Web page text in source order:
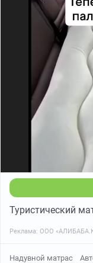
Туристический
Реклама: ООО
Надувной матрас